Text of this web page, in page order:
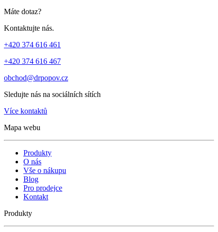
Máte dotaz?
Kontaktujte nás.
+420 374 616 461
+420 374 616 467
obchod@drpopov.cz
Sledujte nás na sociálních sítích
Více kontaktů
Mapa webu
Produkty
O nás
Vše o nákupu
Blog
Pro prodejce
Kontakt
Produkty